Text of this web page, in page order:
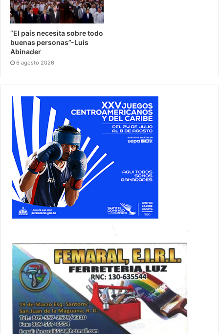
“El país necesita sobre todo
buenas personas”-Luis
Abinader
6 agosto 2026